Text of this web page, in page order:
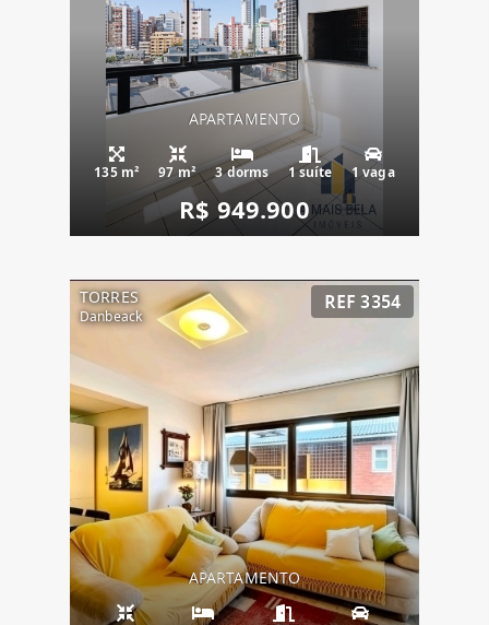
APARTAMENTO
135 m² 97 m² 3 dorms 1 suíte 1 vaga
R$ 949.900
TORRES
Danbeack
REF 3354
APARTAMENTO